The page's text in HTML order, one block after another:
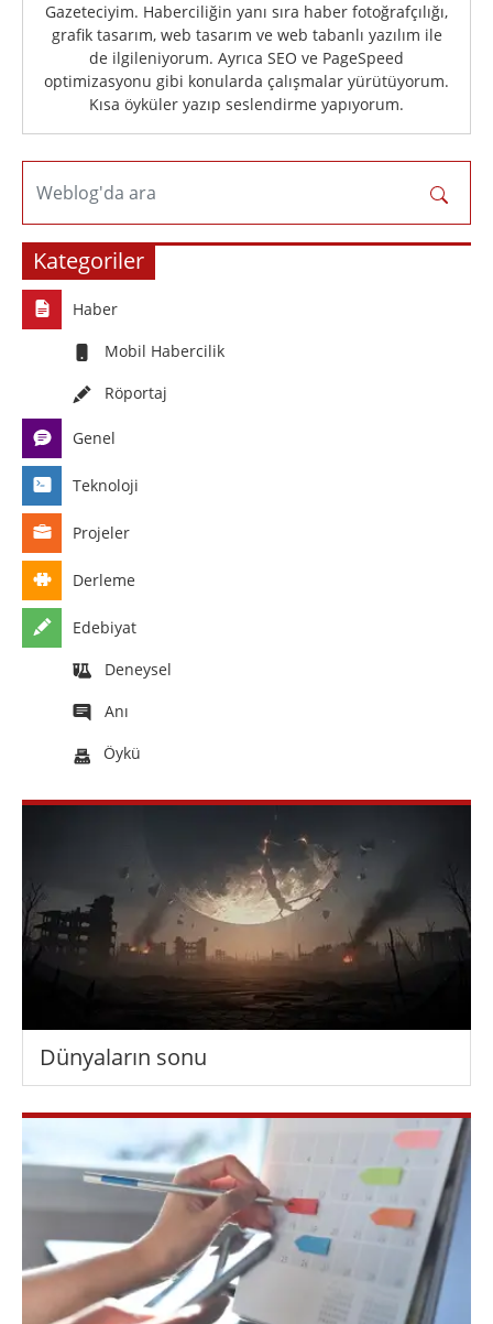
Gazeteciyim. Haberciliğin yanı sıra haber fotoğrafçılığı,
grafik tasarım, web tasarım ve web tabanlı yazılım ile
de ilgileniyorum. Ayrıca SEO ve PageSpeed
optimizasyonu gibi konularda çalışmalar yürütüyorum.
Kısa öyküler yazıp seslendirme yapıyorum.
Weblog'da ara
Kategoriler
Haber
Mobil Habercilik
Röportaj
Genel
Teknoloji
Projeler
Derleme
Edebiyat
Deneysel
Anı
Öykü
Dünyaların sonu